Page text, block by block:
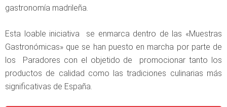
gastronomía madrileña.
Esta loable iniciativa se enmarca dentro de las «Muestras
Gastronómicas» que se han puesto en marcha por parte de
los Paradores con el objetido de promocionar tanto los
productos de calidad como las tradiciones culinarias más
significativas de España.